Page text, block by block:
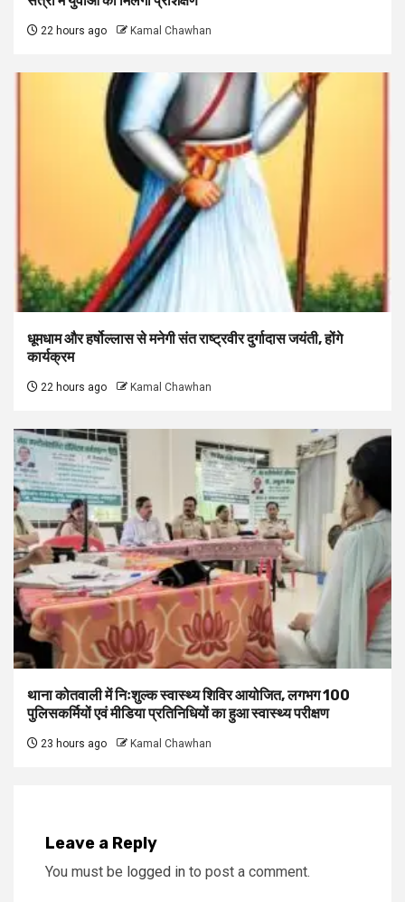
22 hours ago Kamal Chawhan
धूमधाम और हर्षोल्लास से मनेगी संत राष्ट्रवीर दुर्गादास जयंती, होंगे
कार्यक्रम
22 hours ago Kamal Chawhan
थाना कोतवाली में निःशुल्क स्वास्थ्य शिविर आयोजित, लगभग 100
पुलिसकर्मियों एवं मीडिया प्रतिनिधियों का हुआ स्वास्थ्य परीक्षण
23 hours ago Kamal Chawhan
Leave a Reply
You must be logged in to post a comment.